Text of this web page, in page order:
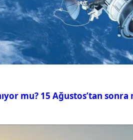
mu? 15 Ağustos’tan sonra